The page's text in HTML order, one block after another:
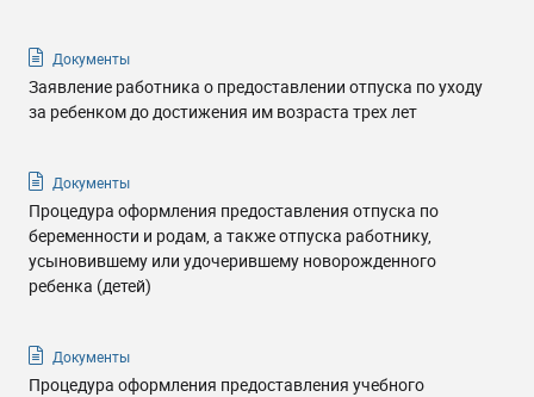
Документы
Заявление работника о предоставлении отпуска по уходу
за ребенком до достижения им возраста трех лет
Документы
Процедура оформления предоставления отпуска по
беременности и родам, а также отпуска работнику,
усыновившему или удочерившему новорожденного
ребенка (детей)
Документы
Процедура оформления предоставления учебного